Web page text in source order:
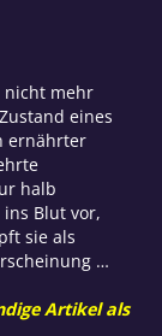
nicht mehr
eines
ernährter
halb
Blut vor,
sie als
…
Artikel als